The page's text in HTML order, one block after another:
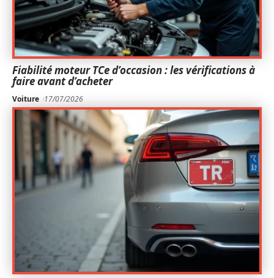
Fiabilité moteur TCe d’occasion : les vérifications à
faire avant d’acheter
Voiture 17/07/2026